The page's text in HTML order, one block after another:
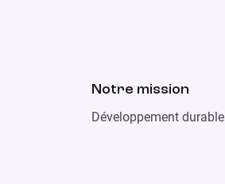
Notre mission
Développement durable